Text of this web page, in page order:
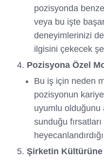
pozisyonda
veya bu işte
deneyimlerinizi
ilgisini çekecek
Pozisyona Özel
Bu iş için neden
pozisyonun
uyumlu olduğunu
sunduğu
Şirketin Kültürüne